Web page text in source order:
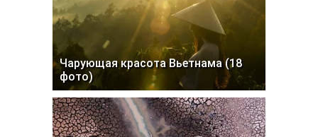
Чарующая красота Вьетнама (18
фото)